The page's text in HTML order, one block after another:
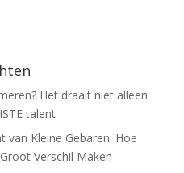
Het draait niet alleen
talent
van Kleine Gebaren: Hoe
Verschil Maken